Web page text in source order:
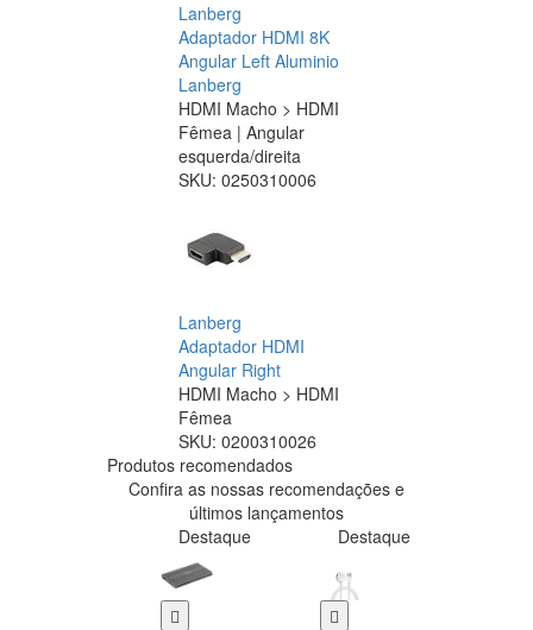
Lanberg
Adaptador HDMI 8K
Angular Left Aluminio
Lanberg
HDMI Macho > HDMI
Fêmea | Angular
esquerda/direita
SKU: 0250310006
Lanberg
Adaptador HDMI
Angular Right
HDMI Macho > HDMI
Fêmea
SKU: 0200310026
Produtos recomendados
Confira as nossas recomendações e
últimos lançamentos
Destaque
Destaque